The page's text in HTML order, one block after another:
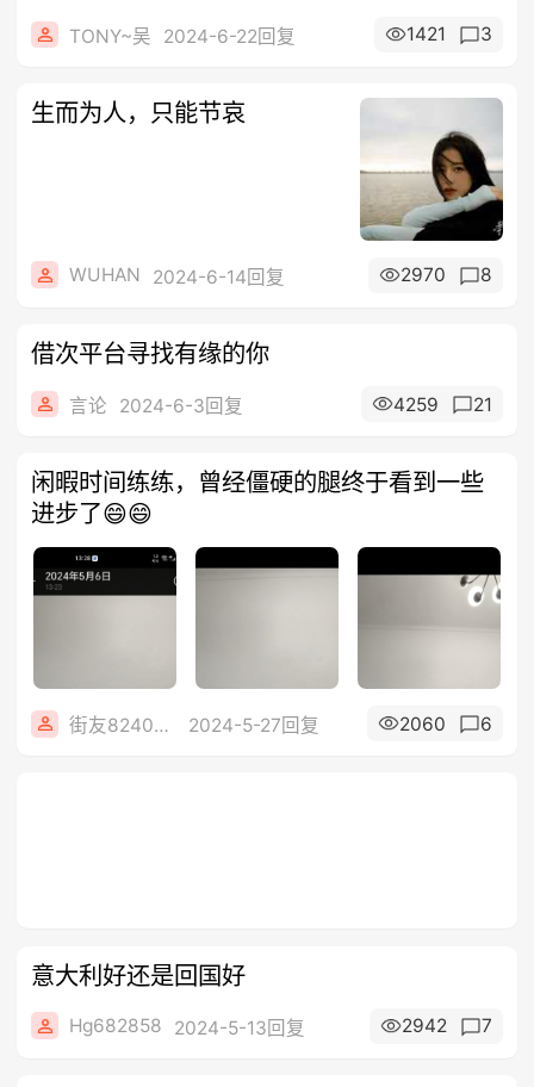
TONY~吴 2024-6-22回复 1421 3
生而为人，只能节哀
WUHAN 2024-6-14回复 2970 8
借次平台寻找有缘的你
言论 2024-6-3回复 4259 21
闲暇时间练练，曾经僵硬的腿终于看到一些
进步了😄😄
街友82402689 2024-5-27回复 2060 6
意大利好还是回国好
Hg682858 2024-5-13回复 2942 7